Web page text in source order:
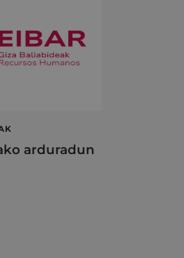
arduradun